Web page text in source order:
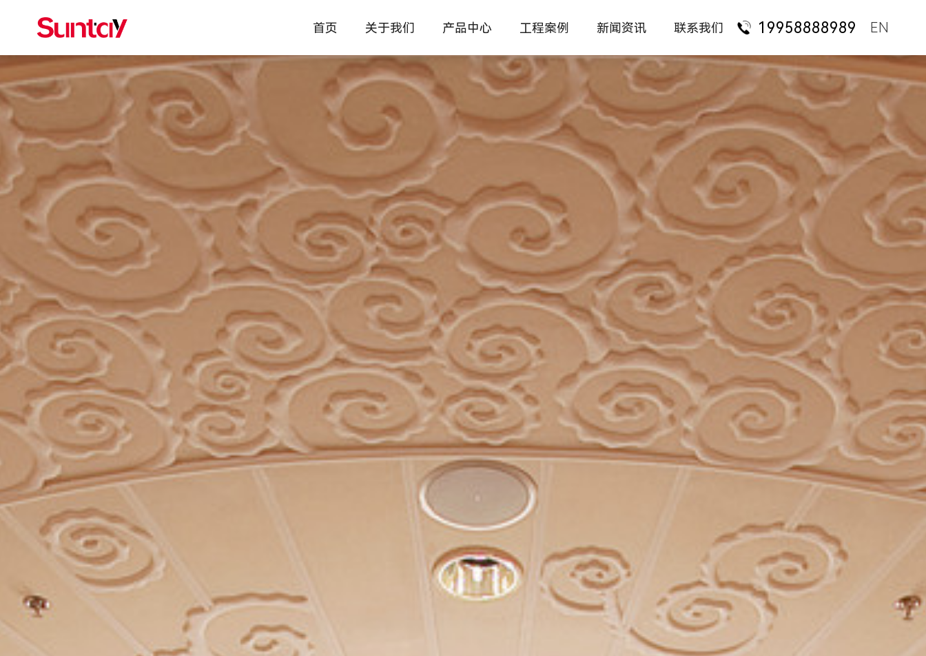
首页 关于我们
企业介绍
企业文化
产品中心
办公家具
教育家具
医养家具
新中式家具
酒店家具
餐厅家具
图书馆家具
行政班台
经理主管
职员工位
会议培训
办公座椅
文件书柜
公寓宿舍
茶桌休闲
工程案例
办公家具
学校家具
医养家具
商业酒店家具
餐饮餐厅家具
图书馆家具
国央企业
外资企业
科技服务
金融机构
律师机构
新闻资讯
公司动态
家具常识
行业新闻
常见问题
联系我们
人才招聘
联系我们
19958888989 EN